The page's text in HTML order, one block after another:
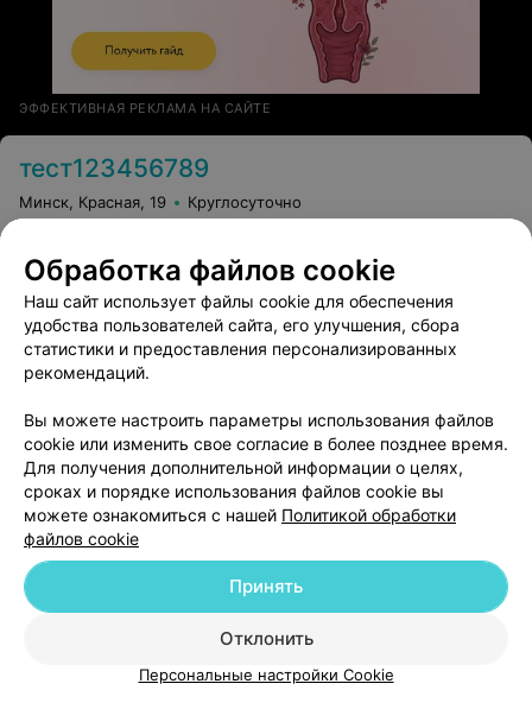
ЭФФЕКТИВНАЯ РЕКЛАМА НА САЙТЕ
тест123456789
Минск, Красная, 19 Круглосуточно
Записаться
Добавить компанию
Добавить специалиста
Новости проекта
Размещение рекламы
Медицинский маркетинг
Публичный договор
Обработка файлов cookie
Наш сайт использует файлы cookie для обеспечения
удобства пользователей сайта, его улучшения, сбора
статистики и предоставления персонализированных
рекомендаций.
Вы можете настроить параметры использования файлов
cookie или изменить свое согласие в более позднее время.
Для получения дополнительной информации о целях,
сроках и порядке использования файлов cookie вы
можете ознакомиться с нашей Политикой обработки
файлов cookie
Отклонить
Принять
Персональные настройки Cookie